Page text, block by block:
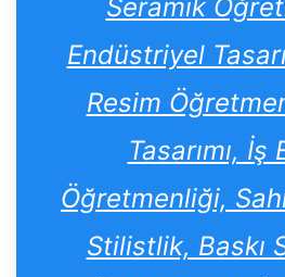
Seramik
Endüstriyel
Resim
Tasarımı, İş
Öğretmenliği,
Stilistlik, Baskı